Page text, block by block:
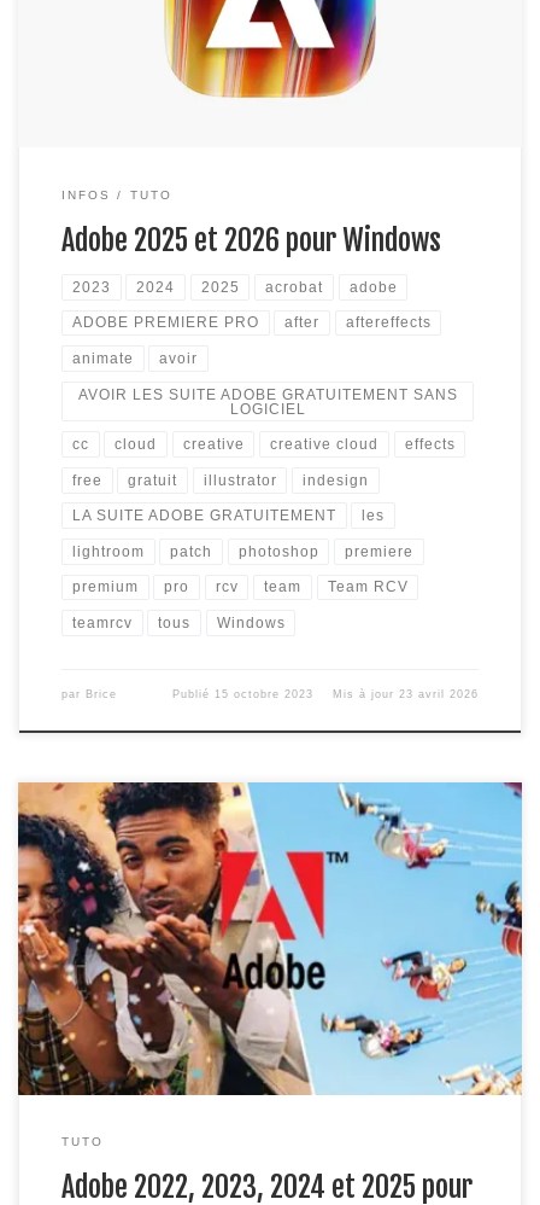
d’installer avec l’exe du programme déjà patché, sans risque.
INFOS TUTO
Adobe 2025 et 2026 pour Windows
2023 2024 2025 acrobat adobe
ADOBE PREMIERE PRO after aftereffects
animate avoir
AVOIR LES SUITE ADOBE GRATUITEMENT SANS
LOGICIEL
cc cloud creative creative cloud effects
free gratuit illustrator indesign
LA SUITE ADOBE GRATUITEMENT les
lightroom patch photoshop premiere
premium pro rcv team Team RCV
teamrcv tous Windows
par Brice Publié 15 octobre 2023 Mis à jour 23 avril 2026
Nous venons de mettre en ligne un nouveau tutoriel pour les
versions 2024 (accessible gratuitement) et pour les versions
2025 (destinés aux contributeurs).Pour plus d’informations :
https://team-rcv.xyz/infos/adobe-cc-windows-2024-
2025/ Comme la plupart ont pu le constater, la complexité de
Creative Cloud fait qu’il devient difficile de réaliser un crack
universel pour Windows. […]
TUTO
Adobe 2022, 2023, 2024 et 2025 pour